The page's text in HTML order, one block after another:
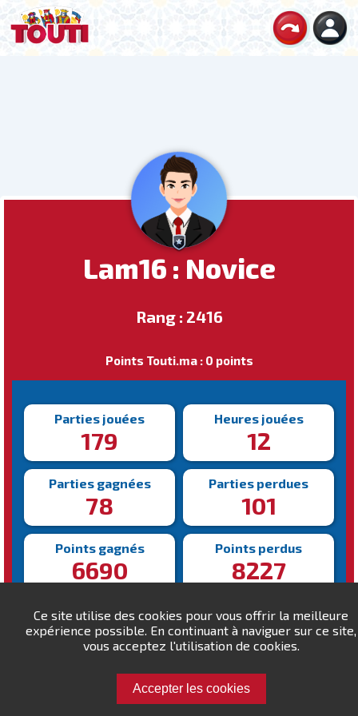
Ce site utilise des cookies pour vous offrir la meilleure
expérience possible. En continuant à naviguer sur ce site,
vous acceptez l'utilisation de cookies.
Accepter les cookies
Lam16 : Novice
Rang : 2416
Points Touti.ma : 0 points
Parties jouées
179
Heures jouées
12
Parties gagnées
78
Parties perdues
101
Points gagnés
6690
Points perdus
8227
Victoire la plus rapide
155s
Victoire la plus lente
455s
Défiez Lam16 !